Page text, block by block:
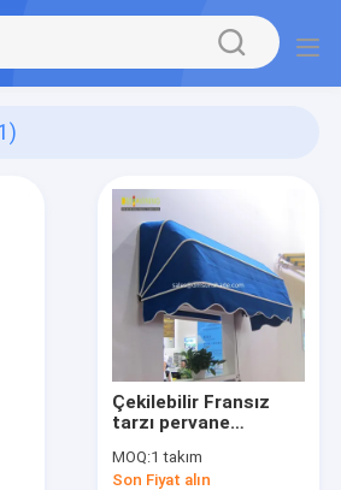
Çekilebilir Fransız
tarzı pervane
MOQ:1 takım
Son Fiyat alın